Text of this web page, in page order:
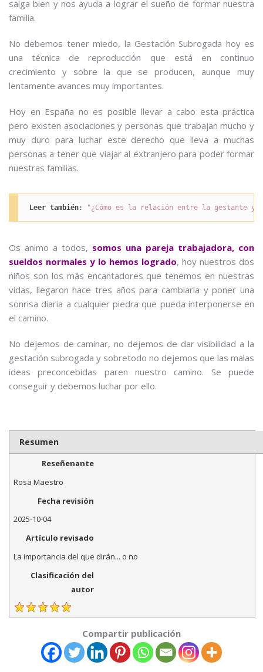
salga bien y nos ayuda a lograr el sueño de formar nuestra
familia.
No debemos tener miedo, la Gestación Subrogada hoy es
una técnica de reproducción que está en continuo
crecimiento y sobre la que se producen, aunque muy
lentamente avances muy importantes.
Hoy en España no es posible llevar a cabo esta práctica
pero existen asociaciones y personas que trabajan mucho y
muy duro para luchar este derecho que lleva a muchas
personas a tener que viajar al extranjero para poder formar
nuestras familias.
Leer también: "¿Cómo es la relación entre la gestante y
Os animo a todos, somos una pareja trabajadora, con
sueldos normales y lo hemos logrado, hoy nuestros dos
niños son los más encantadores que tenemos en nuestras
vidas, llegaron hace tres años para cambiarla y poner una
sonrisa diaria a cualquier piedra que pueda interponerse en
el camino.
No dejemos de caminar, no dejemos de dar visibilidad a la
gestación subrogada y sobretodo no dejemos que las malas
ideas preconcebidas paren nuestro camino. Se puede
conseguir y debemos luchar por ello.
Resumen
Reseñenante
Rosa Maestro
Fecha revisión
2025-10-04
Artículo revisado
La importancia del que dirán... o no
Clasificación del
autor
Compartir publicación